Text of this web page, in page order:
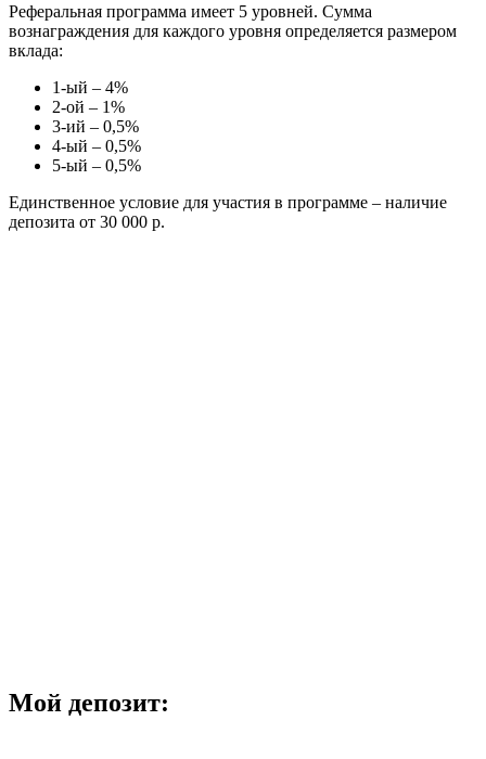
Реферальная программа имеет 5 уровней. Сумма
вознаграждения для каждого уровня определяется размером
вклада:
1-ый – 4%
2-ой – 1%
3-ий – 0,5%
4-ый – 0,5%
5-ый – 0,5%
Единственное условие для участия в программе – наличие
депозита от 30 000 р.
Мой депозит: